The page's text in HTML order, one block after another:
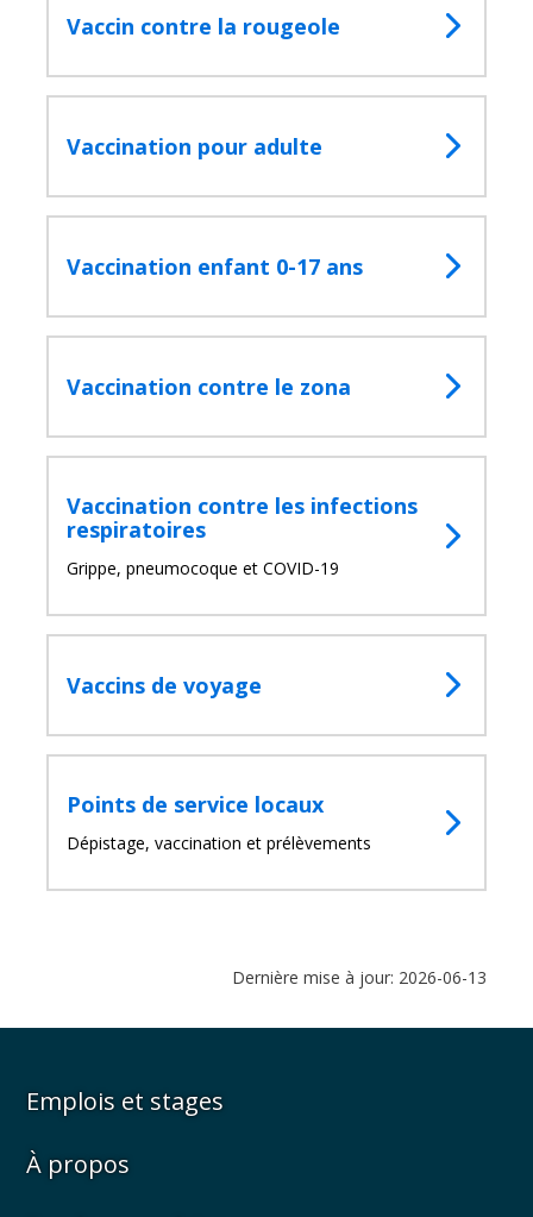
fenêtre
Rechercher
Lancer
Vaccin contre la rougeole
Vaccination pour adulte
Vaccination enfant 0-17 ans
Vaccination contre le zona
Vaccination contre les infections
respiratoires
Grippe, pneumocoque et COVID-19
Vaccins de voyage
Points de service locaux
Dépistage, vaccination et prélèvements
Dernière mise à jour: 2026-06-13
Emplois et stages
À propos